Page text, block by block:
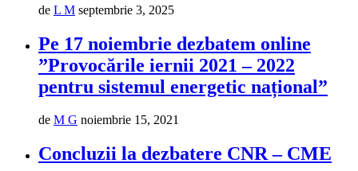
de L M septembrie 3, 2025
Pe 17 noiembrie dezbatem online
”Provocările iernii 2021 – 2022
pentru sistemul energetic național”
de M G noiembrie 15, 2021
Concluzii la dezbatere CNR – CME